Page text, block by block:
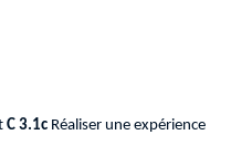
C 3.1c Réaliser une expérience